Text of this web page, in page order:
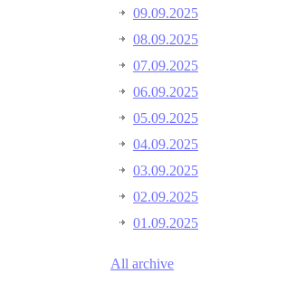
09.09.2025
08.09.2025
07.09.2025
06.09.2025
05.09.2025
04.09.2025
03.09.2025
02.09.2025
01.09.2025
All archive